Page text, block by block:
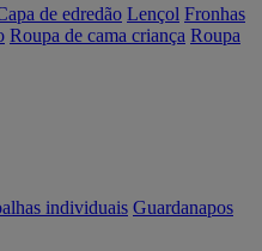
de edredão Lençol Fronhas
Roupa de cama criança Roupa
individuais Guardanapos